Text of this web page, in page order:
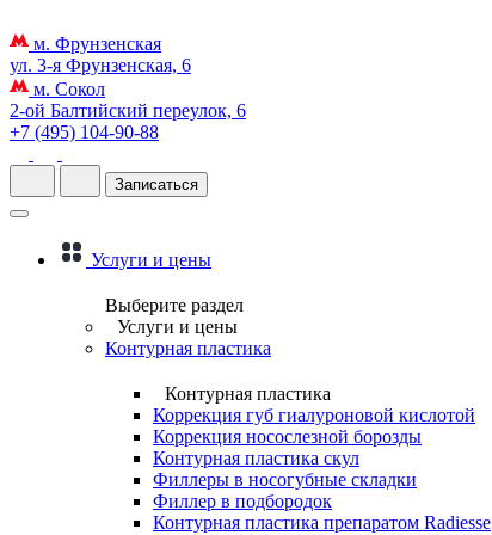
м. Фрунзенская
ул. 3-я Фрунзенская, 6
м. Сокол
2-ой Балтийский переулок, 6
+7 (495) 104-90-88
Записаться
Услуги и цены
Выберите раздел
Услуги и цены
Контурная пластика
Контурная пластика
Коррекция губ гиалуроновой кислотой
Коррекция носослезной борозды
Контурная пластика скул
Филлеры в носогубные складки
Филлер в подбородок
Контурная пластика препаратом Radiesse